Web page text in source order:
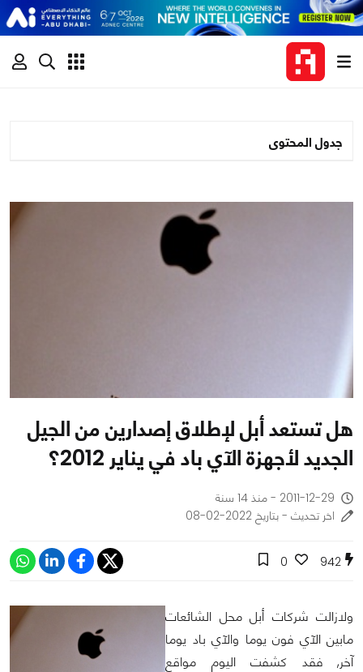
جدول المحتوى
هل تستعد أبل لإطلاق إصدارين من الجيل
الجديد لأجهزة الآي باد في يناير 2012؟
2011-12-29 - منذ 14 سنة
اخر تحديث - بتاريخ 2022-02-08
942
0
ولازالت شركات أبل محل الشائعات
مابين الآي فون يوما والآي باد يوما
آخر, فقد كشفت اليوم مواقع